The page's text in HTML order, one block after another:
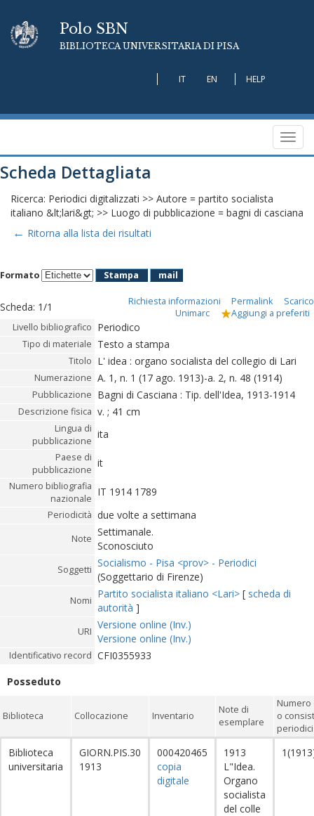
Polo SBN
BIBLIOTECA UNIVERSITARIA DI PISA
IT EN HELP
Scheda Dettagliata
Ricerca: Periodici digitalizzati >> Autore = partito socialista
italiano &lt;lari&gt; >> Luogo di pubblicazione = bagni di casciana
← Ritorna alla lista dei risultati
Formato Stampa mail
Scheda: 1/1 Richiesta informazioni Permalink
Scarico
Unimarc
Aggiungi a preferiti
Livello bibliografico Periodico
Tipo di materiale Testo a stampa
Titolo L' idea : organo socialista del collegio di Lari
Numerazione A. 1, n. 1 (17 ago. 1913)-a. 2, n. 48 (1914)
Pubblicazione Bagni di Casciana : Tip. dell'Idea, 1913-1914
Descrizione fisica v. ; 41 cm
Lingua di
pubblicazione
ita
Paese di
pubblicazione
it
Numero bibliografia
nazionale
IT 1914 1789
Periodicità due volte a settimana
Note
Settimanale.
Sconosciuto
Soggetti
Socialismo - Pisa <prov> - Periodici
(Soggettario di Firenze)
Nomi
Partito socialista italiano <Lari> [ scheda di
autorità ]
URI
Versione online (Inv.)
Versione online (Inv.)
Identificativo record CFI0355933
Posseduto
Biblioteca Collocazione Inventario
Note di
esemplare
Numero
o
periodici
Biblioteca
universitaria
GIORN.PIS.30
1913
000420465
copia
digitale
1913
L"Idea.
Organo
socialista
del colle